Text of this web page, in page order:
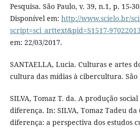
Pesquisa. São Paulo, v. 39, n.1, p. 15-
Disponível em: http://www.scielo.br/
script=sci_arttext&pid=S1517-
em: 22/03/2017.
SANTAELLA, Lucia. Culturas e artes
cultura das mídias à cibercultura. São
SILVA, Tomaz T. da. A produção
diferença. In: SILVA, Tomaz Tadeu
diferença: a perspectiva dos estudos